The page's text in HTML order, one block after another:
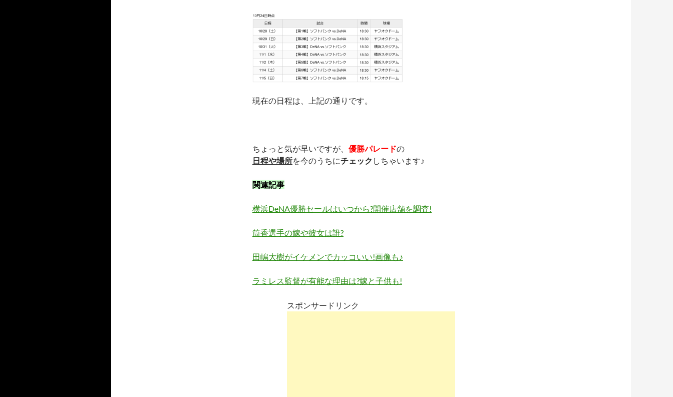
現在の日程は、上記の通りです。
ちょっと気が早いですが、 優勝パレードの
日程や場所を今のうちにチェック しちゃいます♪
関連記事
横浜DeNA優勝セールはいつから?開催店舗を調査!
筒香選手の嫁や彼女は誰?
田嶋大樹がイケメンでカッコいい!画像も♪
ラミレス監督が有能な理由は?嫁と子供も!
スポンサードリンク